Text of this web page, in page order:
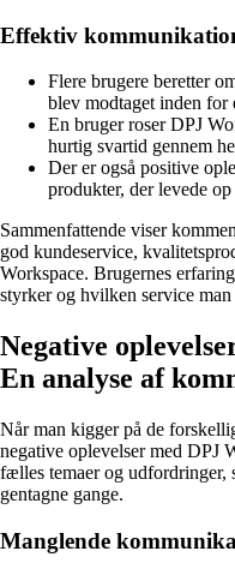
Effektiv
Flere brugere beretter
blev modtaget inden for
En bruger roser DPJ
hurtig svartid gennem
Der er også positive
produkter, der levede
Sammenfattende viser
god kundeservice,
Workspace. Brugernes
styrker og hvilken service
Negative
En analyse af
Når man kigger på de
negative oplevelser med DPJ
fælles temaer og udfordringer,
gentagne gange.
Manglende